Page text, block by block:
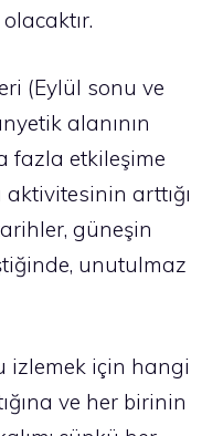
(Eylül sonu ve
alanının
fazla etkileşime
arttığı
güneşin
unutulmaz
izlemek için hangi
ve her birinin